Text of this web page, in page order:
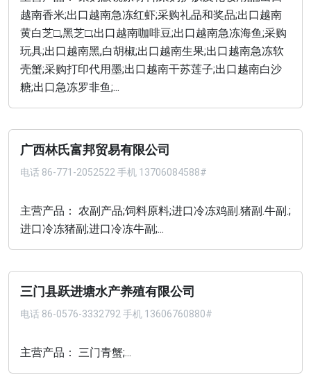
越南香米;出口越南急冻红虾;采购礼品和奖品;出口越南
黄白芝□,黑芝□;出口越南咖啡豆;出口越南急冻海鱼;采购
玩具;出口越南黑,白胡椒;出口越南生果;出口越南急冻软
壳蟹;采购打印代用墨;出口越南干苏莲子;出口越南白沙
糖;出口急冻罗非鱼;...
广西林氏富邦贸易有限公司
电话 86-771-2052522 手机 13706084588#
主营产品： 农副产品;饲料原料;进口冷冻鸡副.猪副.牛副.;
进口冷冻猪副;进口冷冻牛副;...
三门县跃进塘水产养殖有限公司
电话 86-0576-3332792 手机 13606760880#
主营产品： 三门青蟹;...